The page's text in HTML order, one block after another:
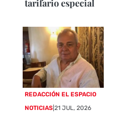
tarifario especial
REDACCIÓN EL ESPACIO
NOTICIAS |21 JUL, 2026